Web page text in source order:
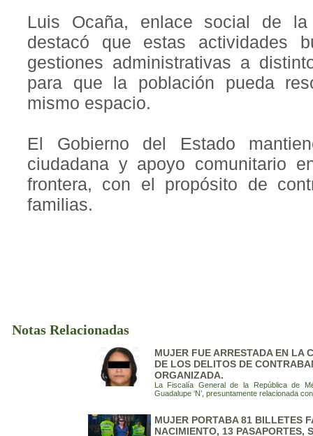
Luis Ocaña, enlace social de la
destacó que estas actividades
gestiones administrativas a
para que la población pueda
mismo espacio.
El Gobierno del Estado
ciudadana y apoyo comunitario
frontera, con el propósito de
familias.
Notas Relacionadas
MUJER FUE ARRESTADA EN LA
DE LOS DELITOS DE
ORGANIZADA.
La Fiscalía General de la República de
Guadalupe ‘N’, presuntamente relacionada
MUJER PORTABA 81 BILLETES
NACIMIENTO, 13 PASAPORTES,